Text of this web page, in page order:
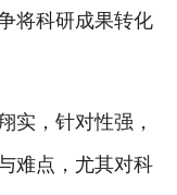
将科研成果转化
，针对性强，
难点，尤其对科